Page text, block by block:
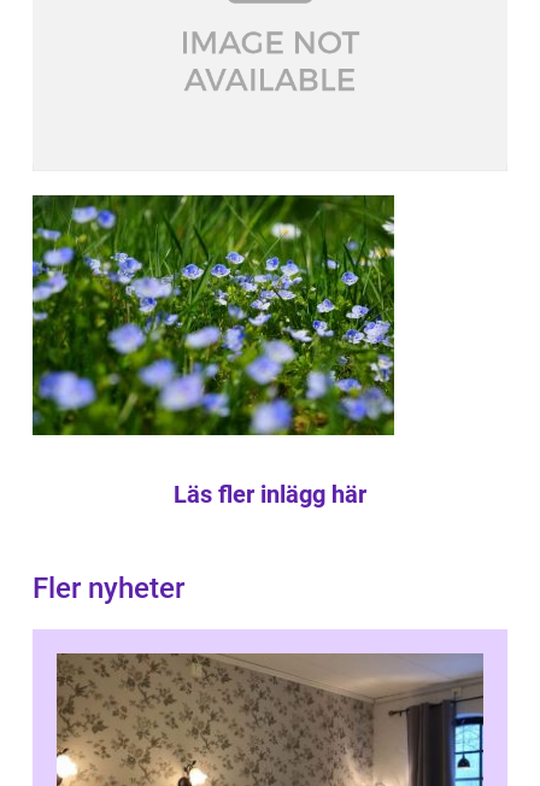
Läs fler inlägg här
Fler nyheter